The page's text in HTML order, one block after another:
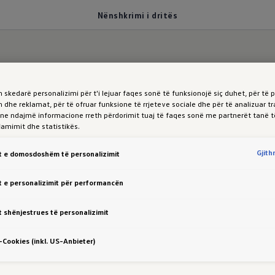
Nënshkrimi i dritës
në errësirë.
ilehtë
një shije të aftësive të tyre sapo ato ndizen - me
i lehtë i Touareg plotësohet nga një
skedarë personalizimi për t'i lejuar faqes sonë të funksionojë siç duhet, për të
dhe reklamat, për të ofruar funksione të rrjeteve sociale dhe për të analizuar
ndajmë informacione rreth përdorimit tuaj të faqes sonë me partnerët tanë
dhe statistikës.
e domosdoshëm të personalizimit
e personalizimit për performancën
shënjestrues të personalizimit
(inkl. US-Anbieter)